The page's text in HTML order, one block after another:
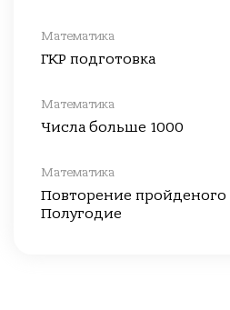
Математика
ГКР подготовка
Математика
Числа больше 1000
Математика
Повторение пройденого
Полугодие